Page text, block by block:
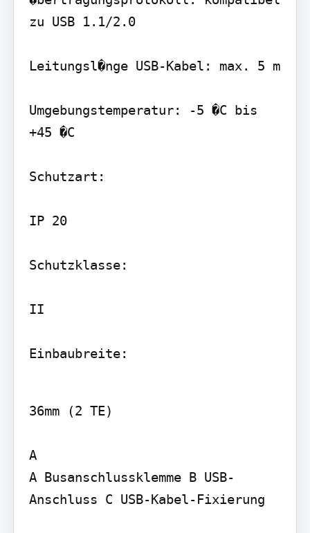
zu USB 1.1/2.0
Leitungsl�nge USB-Kabel: max. 5 m
Umgebungstemperatur: -5 �C bis
+45 �C
Schutzart:
IP 20
Schutzklasse:
II
Einbaubreite:
36mm (2 TE)
A
A Busanschlussklemme B USB-
Anschluss C USB-Kabel-Fixierung